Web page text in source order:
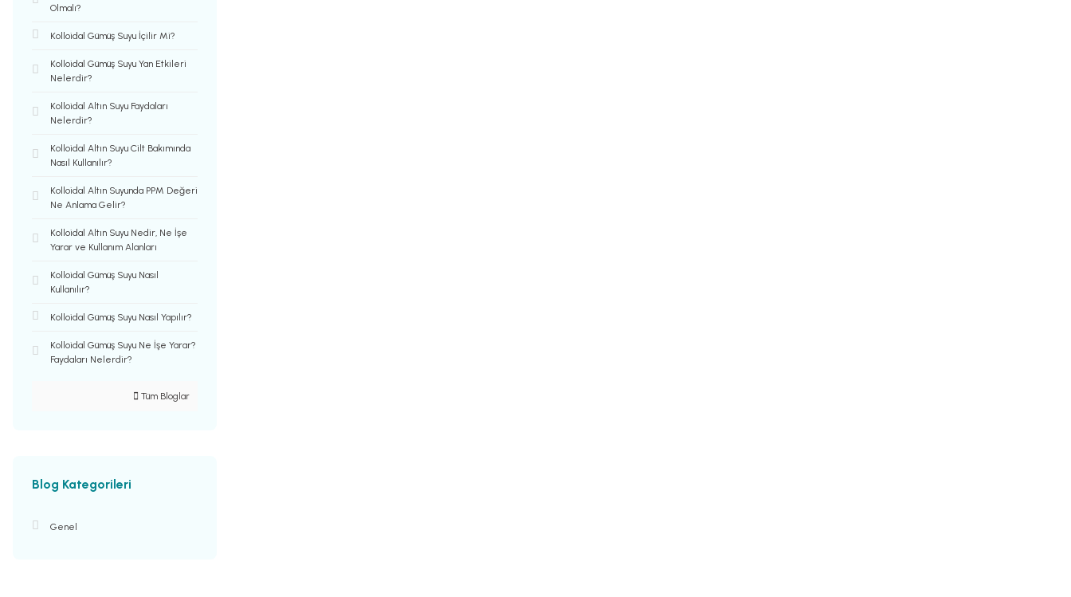
Olmalı?
Kolloidal Gümüş Suyu İçilir Mi?
Kolloidal Gümüş Suyu Yan Etkileri​
Nelerdir?
Kolloidal Altın Suyu Faydaları
Nelerdir?
Kolloidal Altın Suyu Cilt Bakımında
Nasıl Kullanılır?
Kolloidal Altın Suyunda PPM Değeri
Ne Anlama Gelir?
Kolloidal Altın Suyu Nedir, Ne İşe
Yarar ve Kullanım Alanları
Kolloidal Gümüş Suyu Nasıl
Kullanılır?
Kolloidal Gümüş Suyu Nasıl Yapılır?
Kolloidal Gümüş Suyu Ne İşe Yarar?
Faydaları Nelerdir?
Tüm Bloglar
Blog Kategorileri
Genel